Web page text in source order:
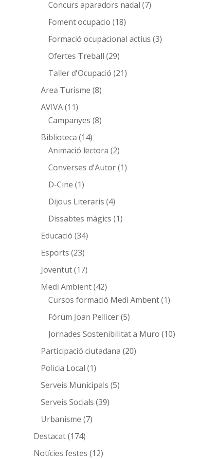
Concurs aparadors nadal (7)
Foment ocupacio (18)
Formació ocupacional actius (3)
Ofertes Treball (29)
Taller d'Ocupació (21)
Area Turisme (8)
AVIVA(11)
Campanyes (8)
Biblioteca (14)
Animació lectora (2)
Converses d'Autor(1)
D-Cine (1)
Dijous Literaris (4)
Dissabtes màgics (1)
Educació (34)
Esports (23)
Joventut(17)
Medi Ambient(42)
Cursos formació Medi Ambent(1)
Fórum Joan Pellicer(5)
Jornades Sostenibilitat a Muro (10)
Participació ciutadana (20)
Policia Local (1)
Serveis Municipals (5)
Serveis Socials (39)
Urbanisme (7)
Destacat(174)
Notícies festes (12)